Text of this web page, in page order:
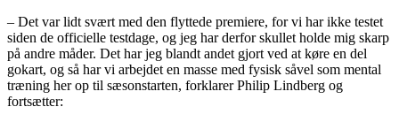
– Det var lidt svært med den flyttede premiere, for vi har ikke testet
siden de officielle testdage, og jeg har derfor skullet holde mig skarp
på andre måder. Det har jeg blandt andet gjort ved at køre en del
gokart, og så har vi arbejdet en masse med fysisk såvel som mental
træning her op til sæsonstarten, forklarer Philip Lindberg og
fortsætter: